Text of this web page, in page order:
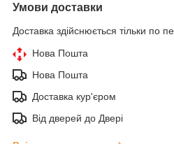
Умови доставки
Доставка здійснюється тільки по
Нова Пошта
Нова Пошта
Доставка кур'єром
Від дверей до Двері